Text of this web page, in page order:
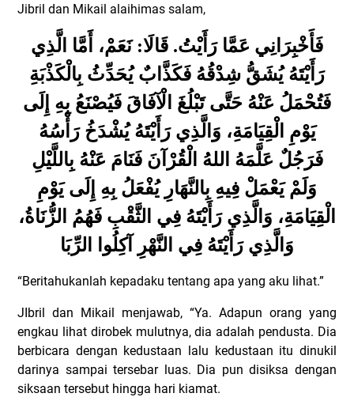
Jibril dan Mikail alaihimas salam,
فَأَخْبِرَانِي عَمَّا رَأَيْتُ. قَالَا: نَعَمْ، أَمَّا الَّذِي
رَأَيْتَهُ يُشَقُّ شِدْقُهُ فَكَذَّابٌ يُحَدِّثُ بِالْكَذْبَةِ
فَتُحْمَلُ عَنْهُ حَتَّى تَبْلُغَ الْآفَاقَ فَيُصْنَعُ بِهِ إِلَى
يَوْمِ الْقِيَامَةِ، وَالَّذِي رَأَيْتَهُ يُشْدَخُ رَأْسُهُ
فَرَجُلٌ عَلَّمَهُ اللهُ الْقُرْآنَ فَنَامَ عَنْهُ بِاللَّيْلِ
وَلَمْ يَعْمَلْ فِيهِ بِالنَّهَارِ يُفْعَلُ بِهِ إِلَى يَوْمِ
الْقِيَامَةِ، وَالَّذِي رَأَيْتَهُ فِي الثَّقْبِ فَهُمُ الزُّنَاةُ،
وَالَّذِي رَأَيْتَهُ فِي النَّهْرِ آكِلُوا الرِّبَا
“Beritahukanlah kepadaku tentang apa yang aku lihat.”
JIbril dan Mikail menjawab, “Ya. Adapun orang yang
engkau lihat dirobek mulutnya, dia adalah pendusta. Dia
berbicara dengan kedustaan lalu kedustaan itu dinukil
darinya sampai tersebar luas. Dia pun disiksa dengan
siksaan tersebut hingga hari kiamat.